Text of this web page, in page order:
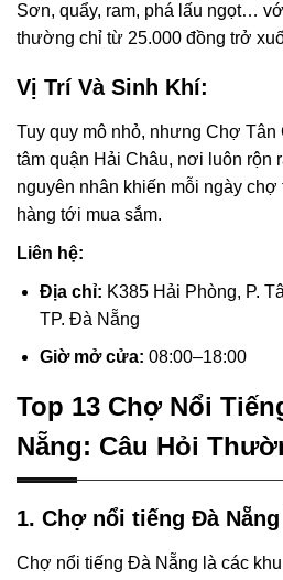
Sơn, quẩy, ram, phá lấu ngọt…
thường chỉ từ 25.000 đồng trở
Vị Trí Và Sinh Khí:
Tuy quy mô nhỏ, nhưng Chợ Tân
tâm quận Hải Châu, nơi luôn rộn
nguyên nhân khiến mỗi ngày chợ
hàng tới mua sắm.
Liên hệ:
Địa chỉ: K385 Hải Phòng, P.
TP. Đà Nẵng
Giờ mở cửa: 08:00–18:00
Top 13 Chợ Nổi
Nẵng: Câu Hỏi
1. Chợ nổi tiếng Đà
Chợ nổi tiếng Đà Nẵng là các